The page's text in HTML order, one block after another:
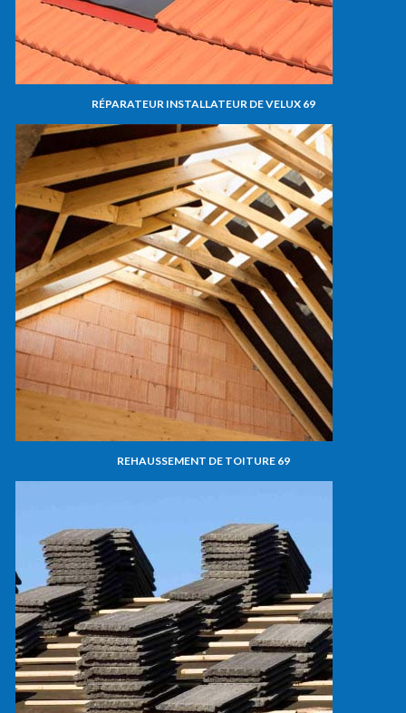
RÉPARATEUR INSTALLATEUR DE VELUX 69
REHAUSSEMENT DE TOITURE 69